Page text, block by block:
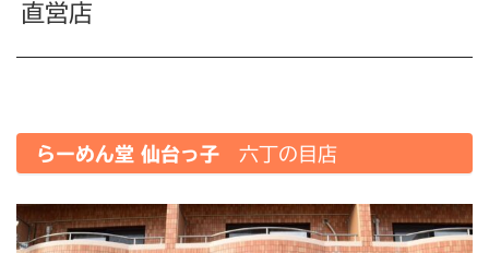
直営店
らーめん堂 仙台っ子 六丁の目店